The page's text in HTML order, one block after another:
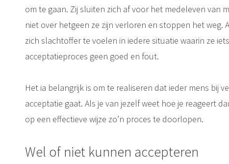
om te gaan. Zij sluiten zich af voor het medeleven van
niet over hetgeen ze zijn verloren en stoppen het weg.
zich slachtoffer te voelen in iedere situatie waarin ze
acceptatieproces geen goed en fout.
Het ia belangrijk is om te realiseren dat ieder mens bij
acceptatie gaat. Als je van jezelf weet hoe je reageert
op een effectieve wijze zo’n proces te doorlopen.
Wel of niet kunnen accepteren